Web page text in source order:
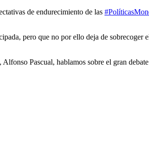
de endurecimiento de las
pero que no por ello deja de
Pascual, hablamos sobre el gran